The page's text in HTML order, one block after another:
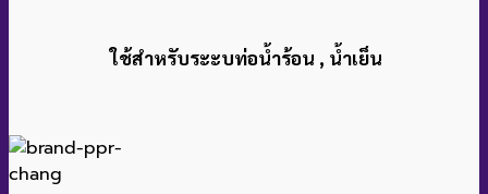
ใช้สำหรับระะบท่อน้ำร้อน , น้ำเย็น